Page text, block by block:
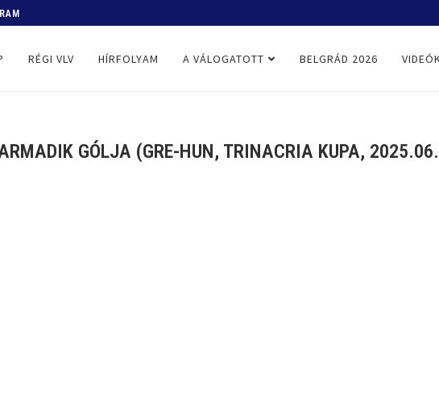
RÉGI VLV HÍRFOLYAM A VÁLOGATOTT BELGRÁD 2026
GÓLJA (GRE-HUN, TRINACRIA KUPA,